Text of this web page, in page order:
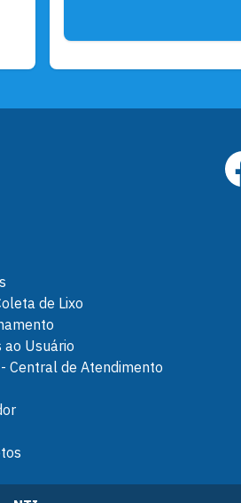
de Lixo
ao Usuário
Central de Atendimento